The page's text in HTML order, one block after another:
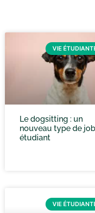
VIE
Le dogsitting : un
nouveau type de job
étudiant
VIE